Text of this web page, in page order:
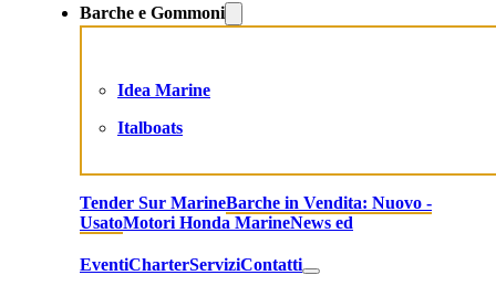
Barche e Gommoni
Idea Marine
Italboats
Tender Sur MarineBarche in Vendita: Nuovo -
UsatoMotori Honda MarineNews ed
EventiCharterServiziContatti